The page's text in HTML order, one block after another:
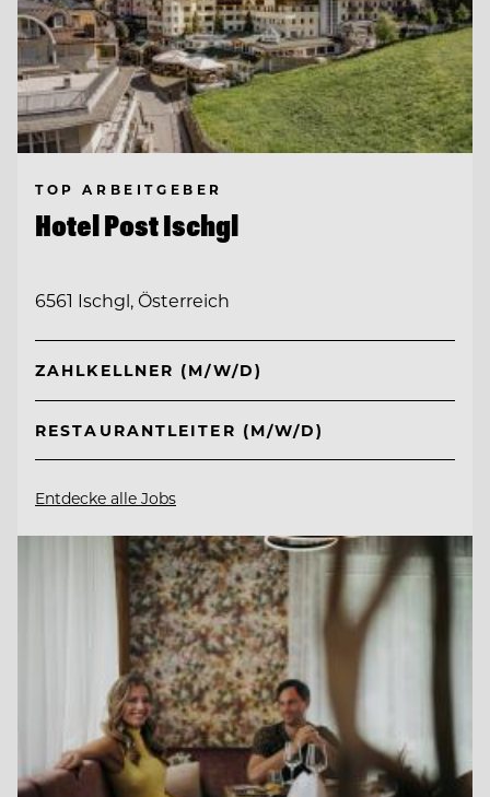
TOP ARBEITGEBER
Hotel Post Ischgl
6561 Ischgl, Österreich
ZAHLKELLNER (M/W/D)
RESTAURANTLEITER (M/W/D)
Entdecke alle Jobs